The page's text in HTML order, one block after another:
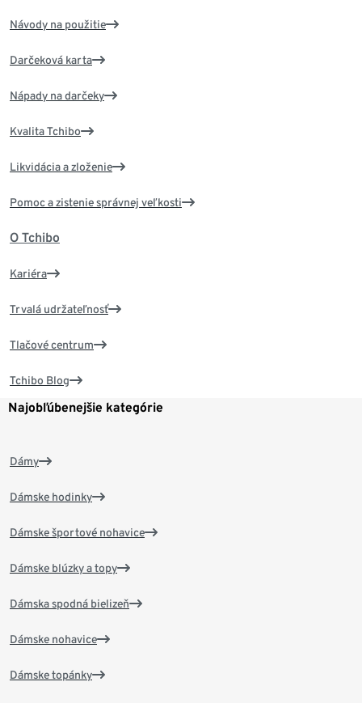
Návody na použitie
Darčeková karta
Nápady na darčeky
Kvalita Tchibo
Likvidácia a zloženie
Pomoc a zistenie správnej veľkosti
O Tchibo
Kariéra
Trvalá udržateľnosť
Tlačové centrum
Tchibo Blog
Najobľúbenejšie kategórie
Dámy
Dámske hodinky
Dámske športové nohavice
Dámske blúzky a topy
Dámska spodná bielizeň
Dámske nohavice
Dámske topánky